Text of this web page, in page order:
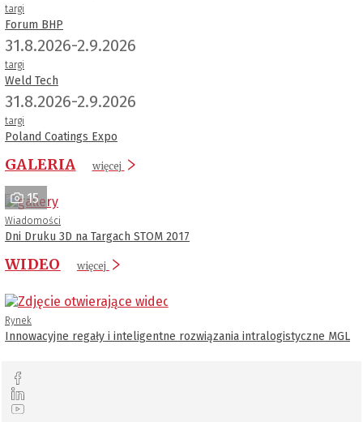
targi
Forum BHP
31.8.2026-2.9.2026
targi
Weld Tech
31.8.2026-2.9.2026
targi
Poland Coatings Expo
GALERIA więcej
15
Wiadomości
Dni Druku 3D na Targach STOM 2017
WIDEO więcej
Rynek
Innowacyjne regały i inteligentne rozwiązania intralogistyczne MGL